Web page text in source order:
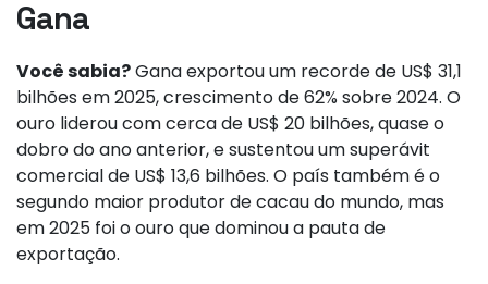
Gana
Você sabia?Gana exportou um recorde de US$ 31,1
bilhões em 2025, crescimento de 62% sobre 2024. O
ouro liderou com cerca de US$ 20 bilhões, quase o
dobro do ano anterior, e sustentou um superávit
comercial de US$ 13,6 bilhões. O país também é o
segundo maior produtor de cacau do mundo, mas
em 2025 foi o ouro que dominou a pauta de
exportação.